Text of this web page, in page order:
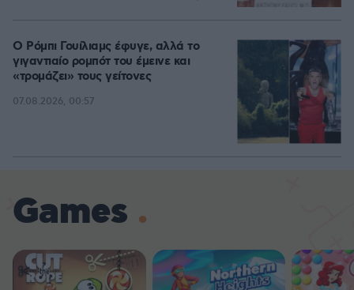
Ο Ρόμπι Γουίλιαμς έφυγε, αλλά το
γιγαντιαίο ρομπότ του έμεινε και
«τρομάζει» τους γείτονες
07.08.2026, 00:57
Games